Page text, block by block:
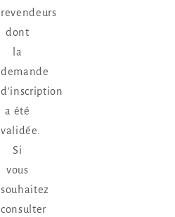
revendeurs
dont
la
demande
d'inscription
a été
validée.
Si
vous
souhaitez
consulter